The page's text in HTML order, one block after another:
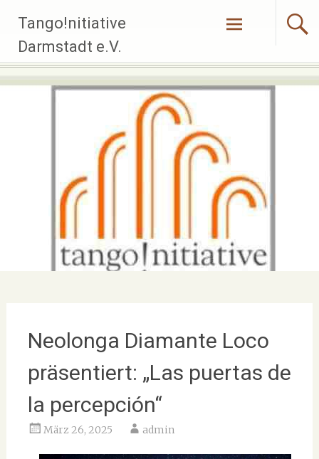
Inhalt
springen
Tango!nitiative
Darmstadt e.V.
Neolonga Diamante Loco
präsentiert: „Las puertas de
la percepción“
März 26, 2025 admin